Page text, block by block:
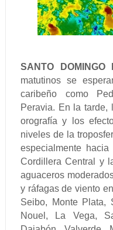
SANTO DOMINGO
matutinos se
caribeño como
Peravia. En la tarde,
orografía y los
niveles de la
especialmente
Cordillera Central y
aguaceros
y ráfagas de viento
Seibo, Monte Plata,
Nouel, La Vega,